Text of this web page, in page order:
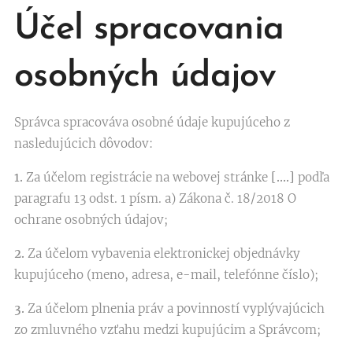
Účel spracovania
osobných údajov
Správca spracováva osobné údaje kupujúceho z
nasledujúcich dôvodov:
1. Za účelom registrácie na webovej stránke [….] podľa
paragrafu 13 odst. 1 písm. a) Zákona č. 18/2018 O
ochrane osobných údajov;
2. Za účelom vybavenia elektronickej objednávky
kupujúceho (meno, adresa, e-mail, telefónne číslo);
3. Za účelom plnenia práv a povinností vyplývajúcich
zo zmluvného vzťahu medzi kupujúcim a Správcom;